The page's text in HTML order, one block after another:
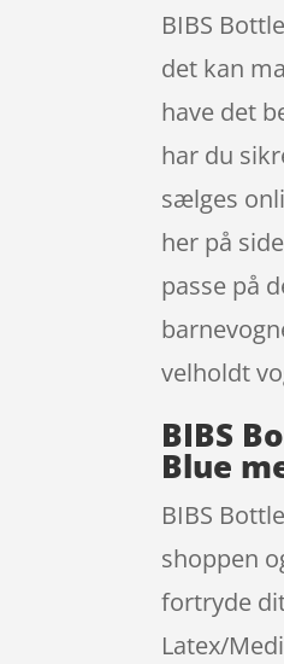
BIBS
det kan
have det
har du
sælges
her på
passe på
velholdt
BIBS
Blue
BIBS
shoppen
fortryde
Latex/